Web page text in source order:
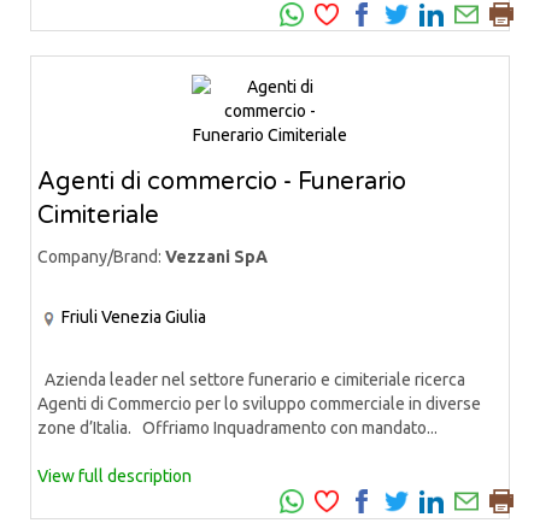
Agenti di commercio - Funerario
Cimiteriale
Company/Brand: Vezzani SpA
Friuli Venezia Giulia
Azienda leader nel settore funerario e cimiteriale ricerca
Agenti di Commercio per lo sviluppo commerciale in diverse
zone d’Italia. Offriamo Inquadramento con mandato...
View full description